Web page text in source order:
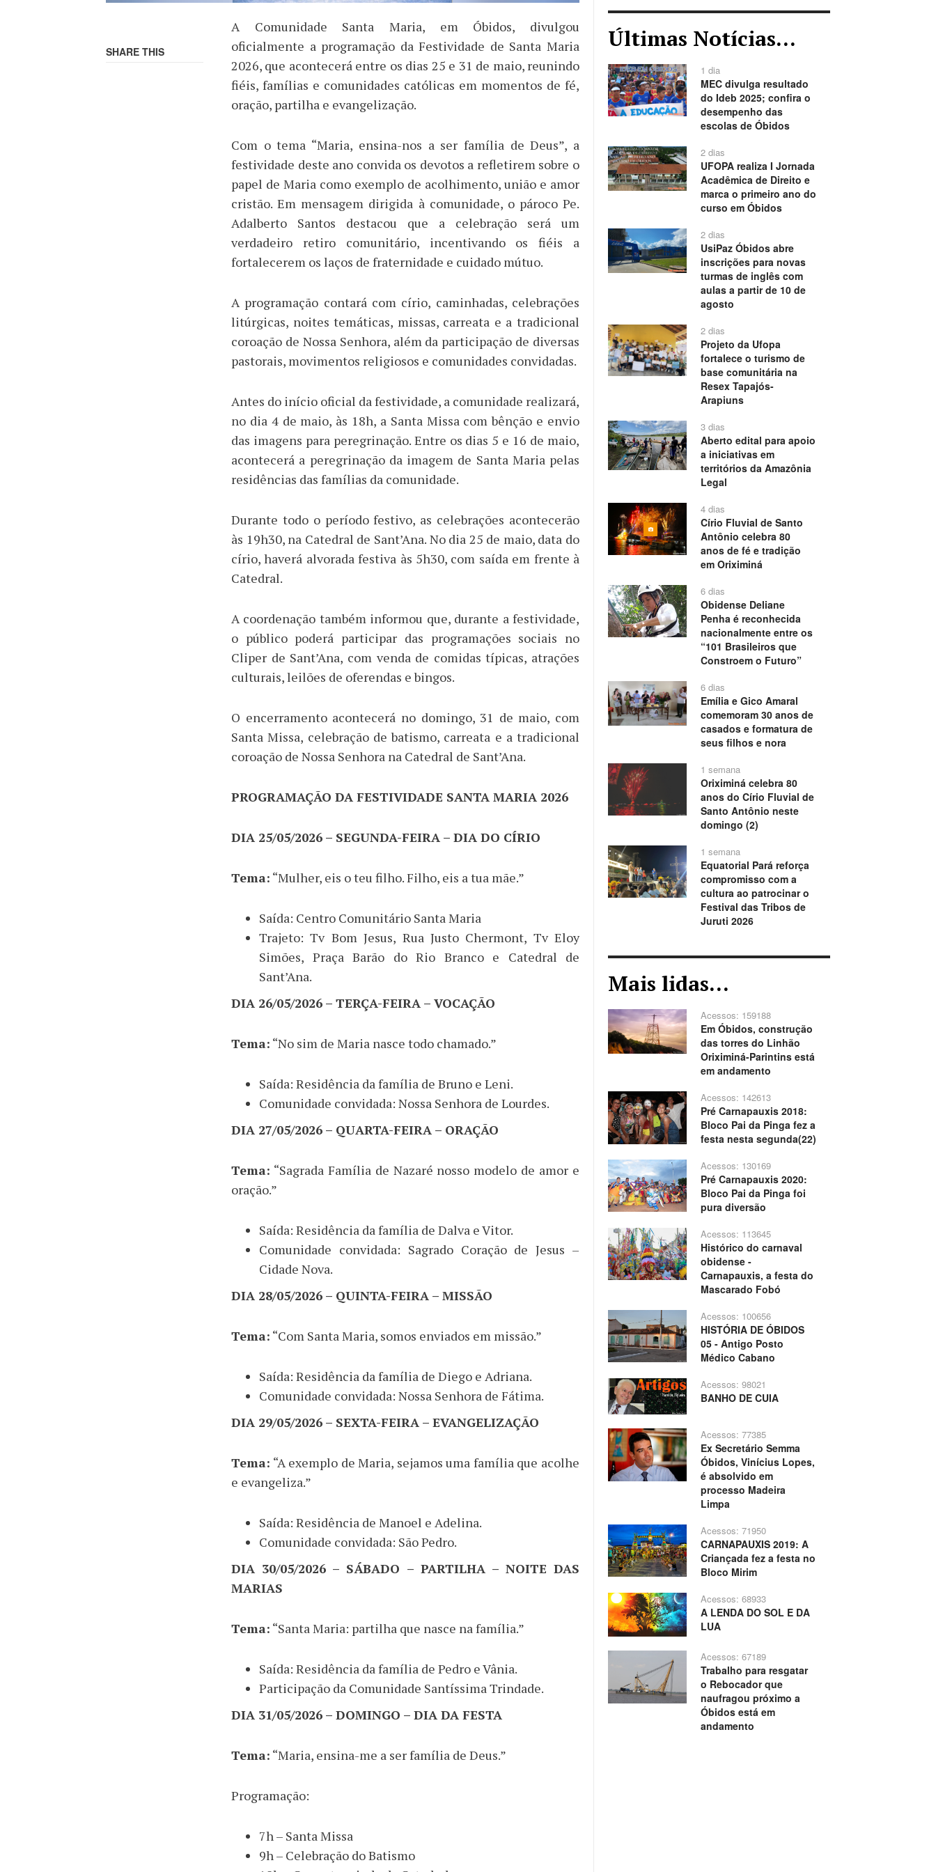
SHARE THIS
A Comunidade Santa Maria, em Óbidos, divulgou
oficialmente a programação da Festividade de Santa Maria
2026, que acontecerá entre os dias 25 e 31 de maio, reunindo
fiéis, famílias e comunidades católicas em momentos de fé,
oração, partilha e evangelização.
Com o tema “Maria, ensina-nos a ser família de Deus”, a
festividade deste ano convida os devotos a refletirem sobre o
papel de Maria como exemplo de acolhimento, união e amor
cristão. Em mensagem dirigida à comunidade, o pároco Pe.
Adalberto Santos destacou que a celebração será um
verdadeiro retiro comunitário, incentivando os fiéis a
fortalecerem os laços de fraternidade e cuidado mútuo.
A programação contará com círio, caminhadas, celebrações
litúrgicas, noites temáticas, missas, carreata e a tradicional
coroação de Nossa Senhora, além da participação de diversas
pastorais, movimentos religiosos e comunidades convidadas.
Antes do início oficial da festividade, a comunidade realizará,
no dia 4 de maio, às 18h, a Santa Missa com bênção e envio
das imagens para peregrinação. Entre os dias 5 e 16 de maio,
acontecerá a peregrinação da imagem de Santa Maria pelas
residências das famílias da comunidade.
Durante todo o período festivo, as celebrações acontecerão
às 19h30, na Catedral de Sant’Ana. No dia 25 de maio, data do
círio, haverá alvorada festiva às 5h30, com saída em frente à
Catedral.
A coordenação também informou que, durante a festividade,
o público poderá participar das programações sociais no
Cliper de Sant’Ana, com venda de comidas típicas, atrações
culturais, leilões de oferendas e bingos.
O encerramento acontecerá no domingo, 31 de maio, com
Santa Missa, celebração de batismo, carreata e a tradicional
coroação de Nossa Senhora na Catedral de Sant’Ana.
PROGRAMAÇÃO DA FESTIVIDADE SANTA MARIA 2026
DIA 25/05/2026 – SEGUNDA-FEIRA – DIA DO CÍRIO
Tema: “Mulher, eis o teu filho. Filho, eis a tua mãe.”
Saída: Centro Comunitário Santa Maria
Trajeto: Tv Bom Jesus, Rua Justo Chermont, Tv Eloy
Simões, Praça Barão do Rio Branco e Catedral de
Sant’Ana.
DIA 26/05/2026 – TERÇA-FEIRA – VOCAÇÃO
Tema: “No sim de Maria nasce todo chamado.”
Saída: Residência da família de Bruno e Leni.
Comunidade convidada: Nossa Senhora de Lourdes.
DIA 27/05/2026 – QUARTA-FEIRA – ORAÇÃO
Tema: “Sagrada Família de Nazaré nosso modelo de amor e
oração.”
Saída: Residência da família de Dalva e Vitor.
Comunidade convidada: Sagrado Coração de Jesus –
Cidade Nova.
DIA 28/05/2026 – QUINTA-FEIRA – MISSÃO
Tema: “Com Santa Maria, somos enviados em missão.”
Saída: Residência da família de Diego e Adriana.
Comunidade convidada: Nossa Senhora de Fátima.
DIA 29/05/2026 – SEXTA-FEIRA – EVANGELIZAÇÃO
Tema: “A exemplo de Maria, sejamos uma família que acolhe
e evangeliza.”
Saída: Residência de Manoel e Adelina.
Comunidade convidada: São Pedro.
DIA 30/05/2026 – SÁBADO – PARTILHA – NOITE DAS
MARIAS
Tema: “Santa Maria: partilha que nasce na família.”
Saída: Residência da família de Pedro e Vânia.
Participação da Comunidade Santíssima Trindade.
DIA 31/05/2026 – DOMINGO – DIA DA FESTA
Tema: “Maria, ensina-me a ser família de Deus.”
Programação:
7h – Santa Missa
9h – Celebração do Batismo
Últimas Notícias...
1 dia
MEC divulga resultado
do Ideb 2025; confira o
desempenho das
escolas de Óbidos
2 dias
UFOPA realiza I Jornada
Acadêmica de Direito e
marca o primeiro ano do
curso em Óbidos
2 dias
UsiPaz Óbidos abre
inscrições para novas
turmas de inglês com
aulas a partir de 10 de
agosto
2 dias
Projeto da Ufopa
fortalece o turismo de
base comunitária na
Resex Tapajós-
Arapiuns
3 dias
Aberto edital para apoio
a iniciativas em
territórios da Amazônia
Legal
4 dias
Círio Fluvial de Santo
Antônio celebra 80
anos de fé e tradição
em Oriximiná
6 dias
Obidense Deliane
Penha é reconhecida
nacionalmente entre os
“101 Brasileiros que
Constroem o Futuro”
6 dias
Emília e Gico Amaral
comemoram 30 anos de
casados e formatura de
seus filhos e nora
1 semana
Oriximiná celebra 80
anos do Círio Fluvial de
Santo Antônio neste
domingo (2)
1 semana
Equatorial Pará reforça
compromisso com a
cultura ao patrocinar o
Festival das Tribos de
Juruti 2026
Mais lidas...
Acessos: 159188
Em Óbidos, construção
das torres do Linhão
Oriximiná-Parintins está
em andamento
Acessos: 142613
Pré Carnapauxis 2018:
Bloco Pai da Pinga fez a
festa nesta segunda(22)
Acessos: 130169
Pré Carnapauxis 2020:
Bloco Pai da Pinga foi
pura diversão
Acessos: 113645
Histórico do carnaval
obidense -
Carnapauxis, a festa do
Mascarado Fobó
Acessos: 100656
HISTÓRIA DE ÓBIDOS
05 - Antigo Posto
Médico Cabano
Acessos: 98021
BANHO DE CUIA
Acessos: 77385
Ex Secretário Semma
Óbidos, Vinícius Lopes,
é absolvido em
processo Madeira
Limpa
Acessos: 71950
CARNAPAUXIS 2019: A
Criançada fez a festa no
Bloco Mirim
Acessos: 68933
A LENDA DO SOL E DA
LUA
Acessos: 67189
Trabalho para resgatar
o Rebocador que
naufragou próximo a
Óbidos está em
andamento